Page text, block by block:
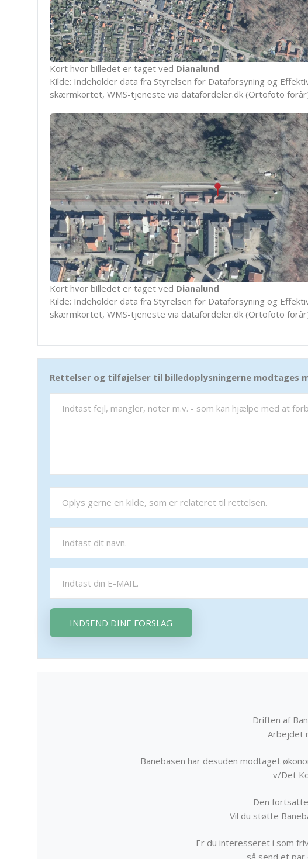
Kort hvor billedet er taget ved Dianalund
Kilde: Indeholder data fra Styrelsen for Dataforsyning og
skærmkortet, WMS-tjeneste via datafordeler.dk (Ortofoto
Kort hvor billedet er taget ved Dianalund
Kilde: Indeholder data fra Styrelsen for Dataforsyning og
skærmkortet, WMS-tjeneste via datafordeler.dk (Ortofoto
Rettelser og tilføjelser til billedoplysningerne modtages
INDSEND DINE FORSLAG
Driften af
Arbejdet
Banebasen har desuden modtaget
v/Det
Den
Vil du støtte
Er du interesseret i som
så send et par